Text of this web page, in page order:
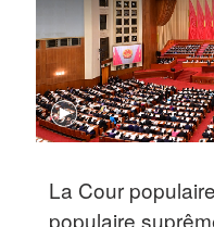
La Cour
populaire